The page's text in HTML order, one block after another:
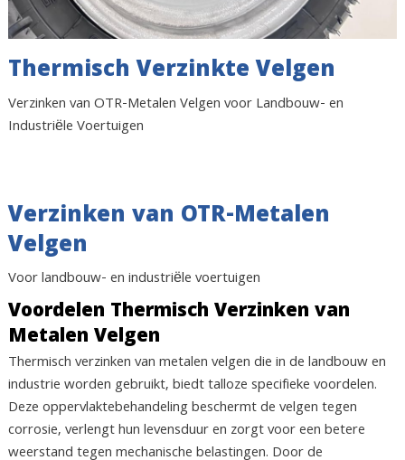
Thermisch Verzinkte Velgen
Verzinken van OTR-Metalen Velgen voor Landbouw- en
Industriële Voertuigen
Verzinken van OTR-Metalen
Velgen
Voor landbouw- en industriële voertuigen
Voordelen Thermisch Verzinken van
Metalen Velgen
Thermisch verzinken van metalen velgen die in de landbouw en
industrie worden gebruikt, biedt talloze specifieke voordelen.
Deze oppervlaktebehandeling beschermt de velgen tegen
corrosie, verlengt hun levensduur en zorgt voor een betere
weerstand tegen mechanische belastingen. Door de